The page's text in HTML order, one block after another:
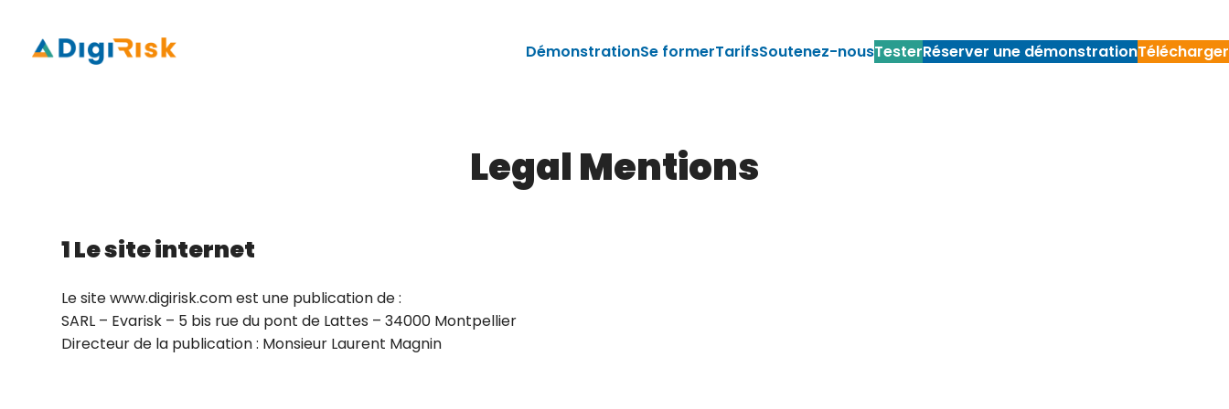
DémonstrationSe formerTarifsSoutenez-nousTesterRéserver une démonstrationTélécharger
Legal Mentions
1 Le site internet
Le site www.digirisk.com est une publication de :
SARL – Evarisk – 5 bis rue du pont de Lattes – 34000 Montpellier
Directeur de la publication : Monsieur Laurent Magnin